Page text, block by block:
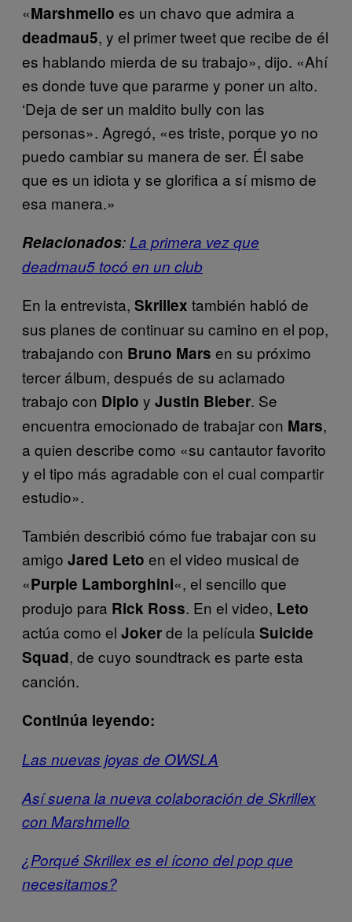
«Marshmello es un chavo que admira a
deadmau5, y el primer tweet que recibe de él
es hablando mierda de su trabajo», dijo. «Ahí
es donde tuve que pararme y poner un alto.
‘Deja de ser un maldito bully con las
personas». Agregó, «es triste, porque yo no
puedo cambiar su manera de ser. Él sabe
que es un idiota y se glorifica a sí mismo de
esa manera.»
Relacionados: La primera vez que
deadmau5 tocó en un club
En la entrevista, Skrillex también habló de
sus planes de continuar su camino en el pop,
trabajando con Bruno Mars en su próximo
tercer álbum, después de su aclamado
trabajo con Diplo y Justin Bieber. Se
encuentra emocionado de trabajar con Mars,
a quien describe como «su cantautor favorito
y el tipo más agradable con el cual compartir
estudio».
También describió cómo fue trabajar con su
amigo Jared Leto en el video musical de
«Purple Lamborghini«, el sencillo que
produjo para Rick Ross. En el video, Leto
actúa como el Jokerde la película Suicide
Squad, de cuyo soundtrack es parte esta
canción.
Continúa leyendo:
Las nuevas joyas de OWSLA
Así suena la nueva colaboración de Skrillex
con Marshmello
¿Porqué Skrillex es el ícono del pop que
necesitamos?